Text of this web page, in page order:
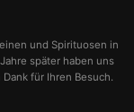
und Spirituosen in
später haben uns
für Ihren Besuch.